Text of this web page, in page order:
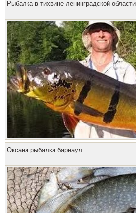
Рыбалка в тихвине ленинградской области
Оксана рыбалка барнаул